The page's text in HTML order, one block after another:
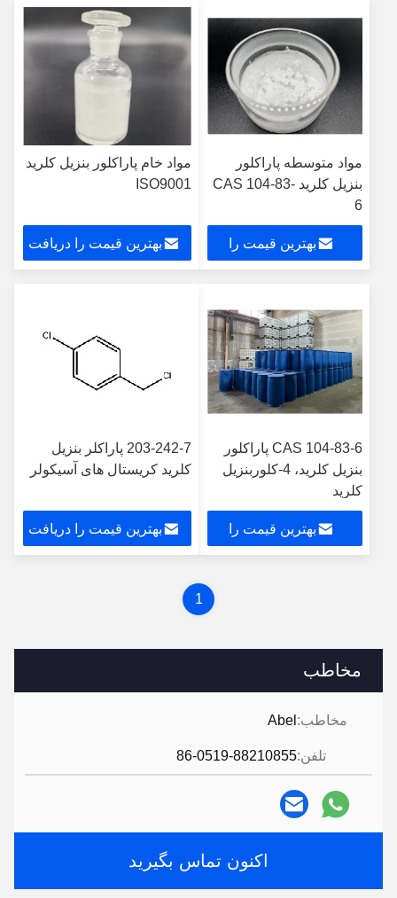
مخاطب
مخاطب: Abel
تلفن:86-0519-88210855
اکنون تماس بگیرید
مواد متوسطه پاراکلور
بنزیل کلرید CAS 104-83-
6
بهترین قیمت را
مواد خام پاراکلور بنزیل کلرید
ISO9001
بهترین قیمت را دریافت
CAS 104-83-6 پاراکلور
بنزیل کلرید، 4-کلوربنزیل
کلرید
بهترین قیمت را
203-242-7 پاراکلر بنزیل
کلرید کریستال های آسیکولر
بهترین قیمت را دریافت
1